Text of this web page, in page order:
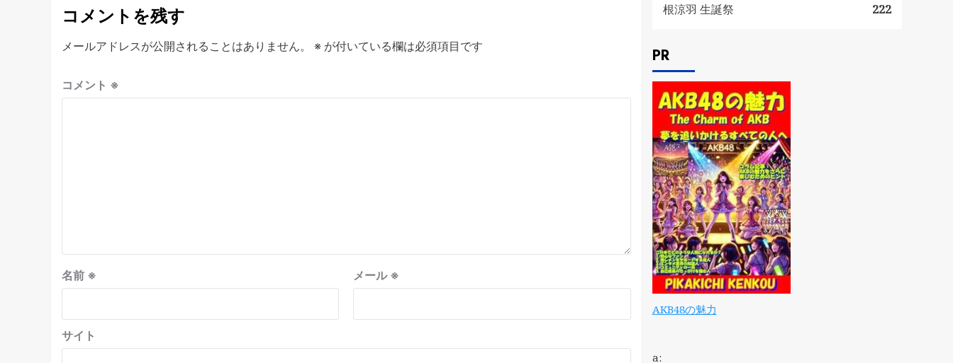
コメントを残す
メールアドレスが公開されることはありません。 ※ が付いている欄は必須項目です
コメント ※
名前 ※ メール※
サイト
根涼羽 生誕祭
222
PR
AKB48の魅力
a: